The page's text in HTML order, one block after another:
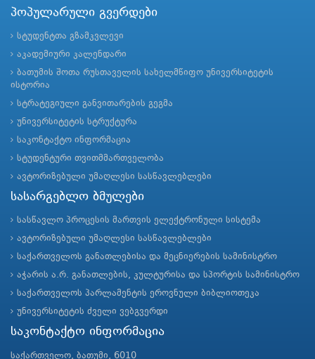
პოპულარული გვერდები
სტუდენტთა გზამკვლევი
აკადემიური კალენდარი
ბათუმის შოთა რუსთაველის სახელმწიფო უნივერსიტეტის
ისტორია
სტრატეგიული განვითარების გეგმა
უნივერსიტეტის სტრუქტურა
საკონტაქტო ინფორმაცია
სტუდენტური თვითმმართველობა
ავტორიზებული უმაღლესი სასწავლებლები
სასარგებლო ბმულები
სასწავლო პროცესის მართვის ელექტრონული სისტემა
ავტორიზებული უმაღლესი სასწავლებლები
საქართველოს განათლებისა და მეცნიერების სამინისტრო
აჭარის ა.რ. განათლების, კულტურისა და სპორტის სამინისტრო
საქართველოს პარლამენტის ეროვნული ბიბლიოთეკა
უნივერსიტეტის ძველი ვებგვერდი
საკონტაქტო ინფორმაცია
საქართველო, ბათუმი, 6010